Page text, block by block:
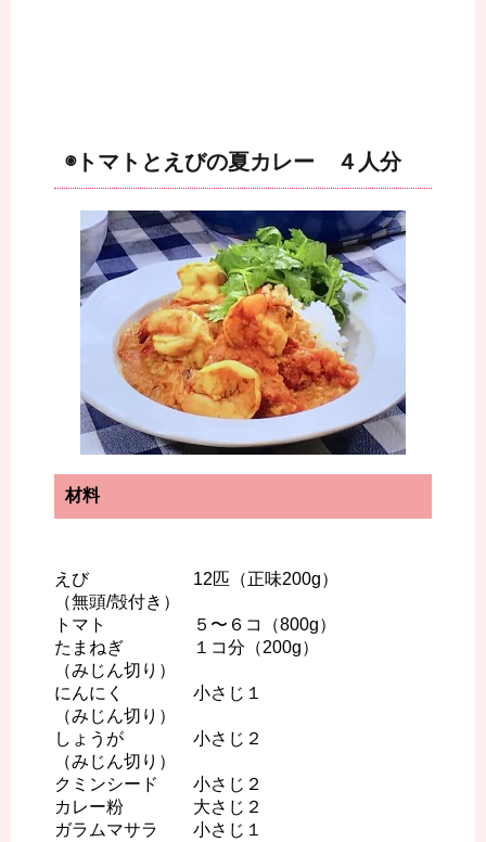
◉トマトとえびの夏カレー ４人分
材料
えび 12匹（正味200g）
（無頭/殻付き）
トマト ５〜６コ（800g）
たまねぎ １コ分（200g）
（みじん切り）
にんにく 小さじ１
（みじん切り）
しょうが 小さじ２
（みじん切り）
クミンシード 小さじ２
カレー粉 大さじ２
ガラムマサラ 小さじ１